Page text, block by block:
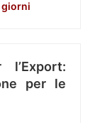
giorni
per le